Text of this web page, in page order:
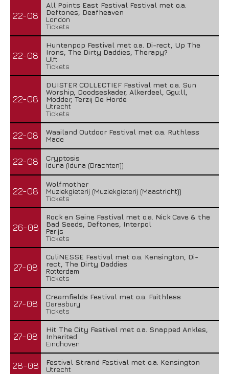
22-08
All Points East Festival Festival met o.a.
Deftones, Deafheaven
London
Tickets
22-08
Huntenpop Festival met o.a. Di-rect, Up The
Irons, The Dirty Daddies, Therapy?
Ulft
Tickets
22-08
DUISTER COLLECTIEF Festival met o.a. Sun
Worship, Doodseskader, Alkerdeel, Ggu:ll,
Modder, Terzij De Horde
Utrecht
Tickets
22-08
Waailand Outdoor Festival met o.a. Ruthless
Made
22-08
Cryptosis
Iduna (Iduna (Drachten))
22-08
Wolfmother
Muziekgieterij (Muziekgieterij (Maastricht))
Tickets
26-08
Rock en Seine Festival met o.a. Nick Cave & the
Bad Seeds, Deftones, Interpol
Parijs
Tickets
27-08
CuliNESSE Festival met o.a. Kensington, Di-
rect, The Dirty Daddies
Rotterdam
Tickets
27-08
Creamfields Festival met o.a. Faithless
Daresbury
Tickets
27-08
Hit The City Festival met o.a. Snapped Ankles,
Inherited
Eindhoven
28-08
Festival Strand Festival met o.a. Kensington
Utrecht